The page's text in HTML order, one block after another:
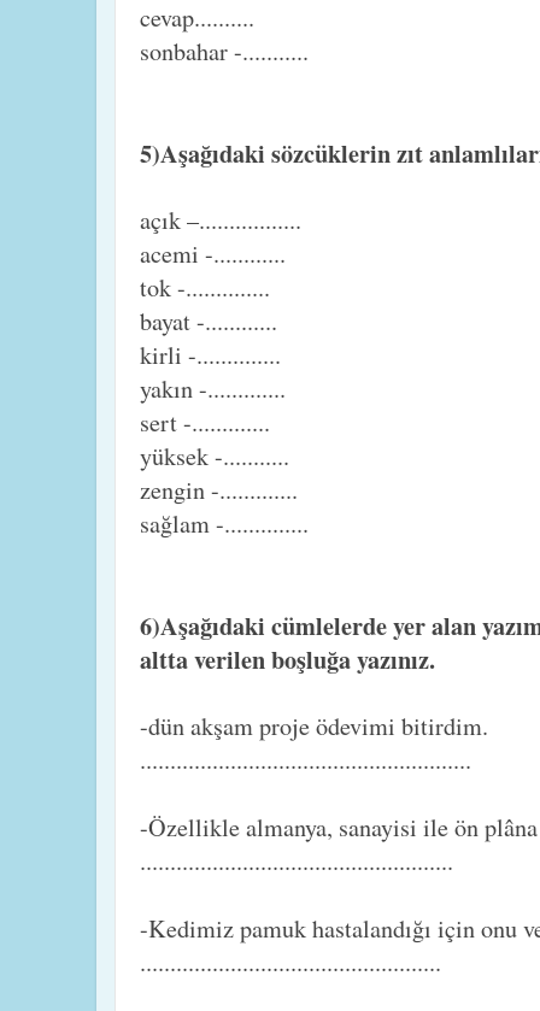
cevap..........
sonbahar -...........
5)Aşağıdaki sözcüklerin zıt
açık –.................
acemi -............
tok -..............
bayat -............
kirli -..............
yakın -.............
sert -.............
yüksek -...........
zengin -.............
sağlam -..............
6)Aşağıdaki cümlelerde yer alan
altta verilen boşluğa yazınız.
-dün akşam proje ödevimi bitirdim.
.......................................................
-Özellikle almanya, sanayisi ile ön
....................................................
-Kedimiz pamuk hastalandığı için onu
..................................................